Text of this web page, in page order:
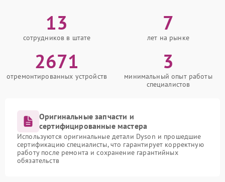
13
сотрудников в штате
7
лет на рынке
2671
отремонтированных устройств
3
минимальный опыт работы
специалистов
Оригинальные запчасти и
сертифицированные мастера
Используются оригинальные детали Dyson и прошедшие
сертификацию специалисты, что гарантирует корректную
работу после ремонта и сохранение гарантийных
обязательств